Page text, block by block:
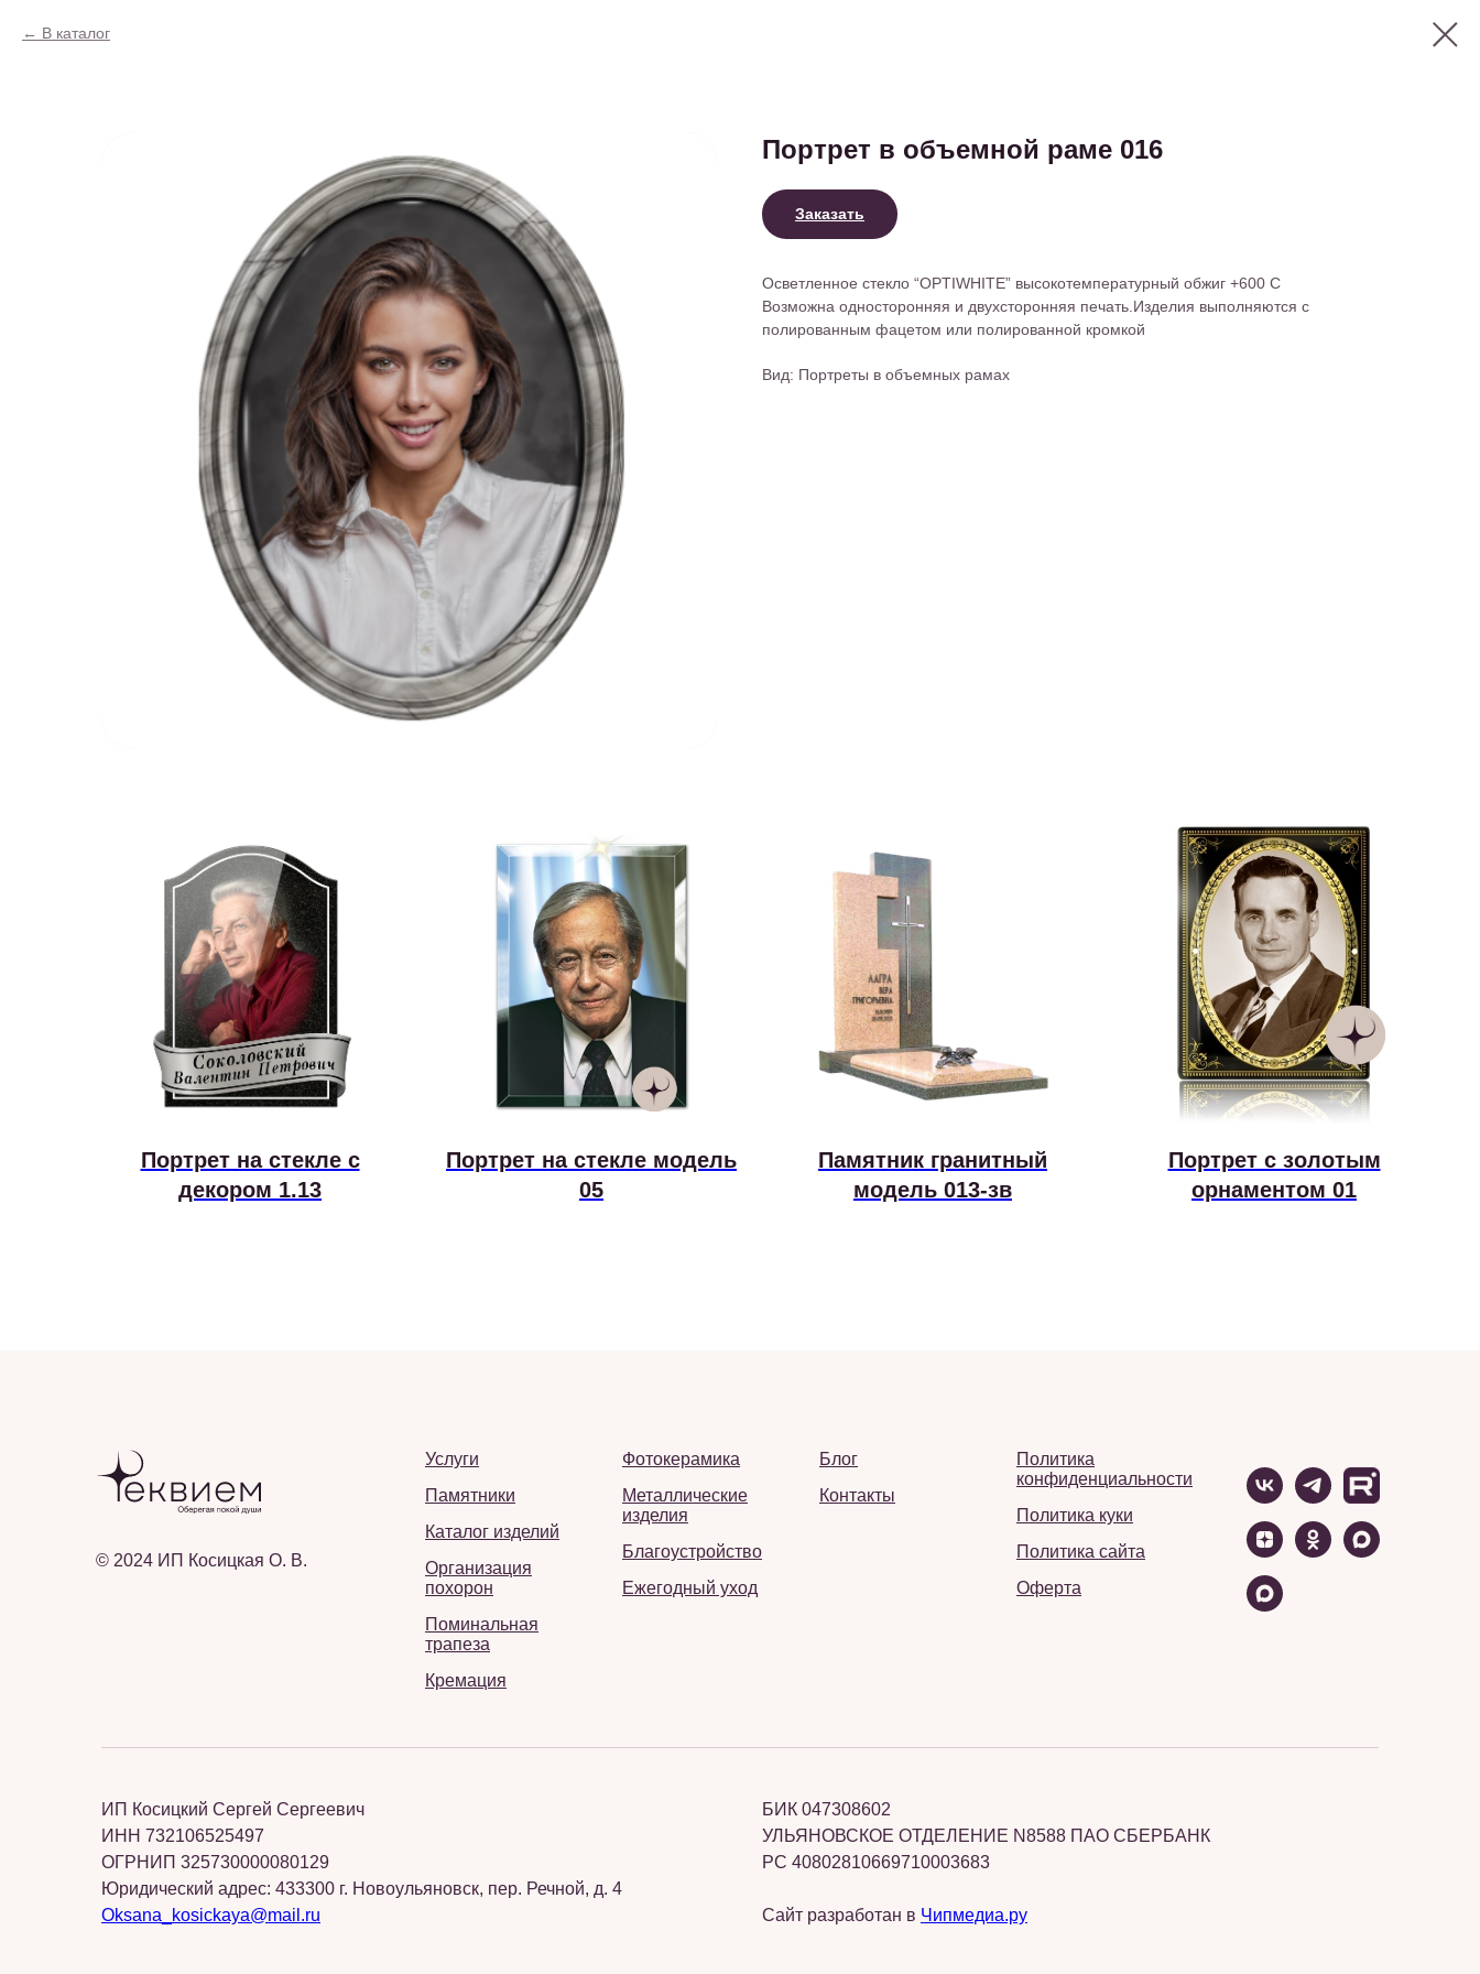
В каталог
Портрет в объемной раме 016
Заказать
Осветленное стекло “OPTIWHITE” высокотемпературный обжиг +600 С
Возможна односторонняя и двухсторонняя печать.Изделия выполняются с
полированным фацетом или полированной кромкой
Вид: Портреты в объемных рамах
Портрет на стекле с
декором 1.13
Портрет на стекле модель
05
Памятник гранитный
модель 013-зв
Портрет с золотым
орнаментом 01
© 2024 ИП Косицкая О. В.
Услуги
Памятники
Каталог изделий
Организация
похорон
Поминальная
трапеза
Кремация
Фотокерамика
Металлические
изделия
Благоустройство
Ежегодный уход
Блог
Контакты
Политика
конфиденциальности
Политика куки
Политика сайта
Оферта
ИП Косицкий Сергей Сергеевич
ИНН 732106525497
ОГРНИП 325730000080129
Юридический адрес: 433300 г. Новоульяновск, пер. Речной, д. 4
Oksana_kosickaya@mail.ru
БИК 047308602
УЛЬЯНОВСКОЕ ОТДЕЛЕНИЕ N8588 ПАО СБЕРБАНК
РС 40802810669710003683
Сайт разработан в Чипмедиа.ру